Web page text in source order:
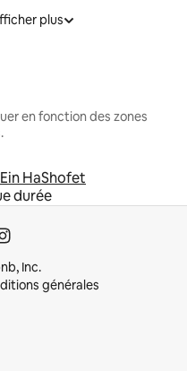
plus
en fonction des zones
Ein HaShofet
durée
Inc.
générales